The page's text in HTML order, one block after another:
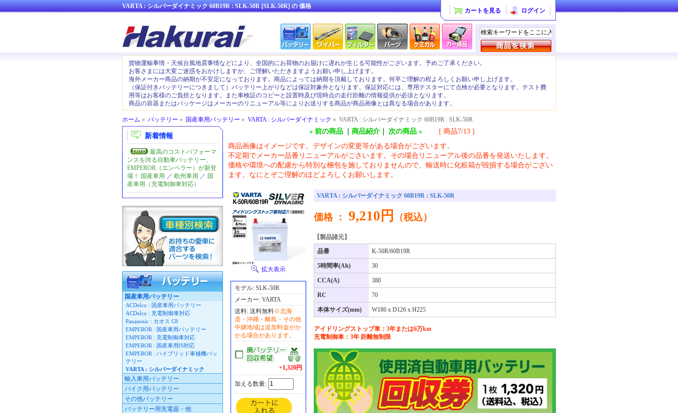
VARTA : シルバーダイナミック 60B19R :SLK-50R [SLK-50R]の価格
カートを見る ログイン
貨物運輸事情・天候台風地震事情などにより、全国的にお荷物のお届けに遅れが生じる可能性がございます。予めご了承ください。
お客さまには大変ご迷惑をおかけしますが、ご理解いただきますようお願い申し上げます。
海外メーカー商品の納期が不安定になっております。商品によっては納期を頂戴しております。何卒ご理解の程よろしくお願い申し上げます。
（保証付きバッテリーにつきまして）バッテリー上がりなどは保証対象外となります。保証対応には、専用テスターにて点検が必要となります。テスト費
用等はお客様のご負担となります。また車検証のコピーと設置時及び現時点の走行距離の情報提供が必須となります。
商品の容器またはパッケージはメーカーのリニューアル等によりお送りする商品が商品画像とは異なる場合があります。
ホーム » バッテリー » 国産車用バッテリー » VARTA : シルバーダイナミック » VARTA : シルバーダイナミック 60B19R : SLK-50R
新着情報
最高のコストパフォーマ
ンスを誇る自動車バッテリー、
EMPEROR（エンペラー）が新登
場！
国産車用 ／ 欧州車用 ／ 国
産車用（充電制御車対応）
バッテリー
国産車用バッテリー
ACDelco : 国産車用バッテリー
ACDelco : 充電制御車対応
Panasonic : カオス C8
EMPEROR : 国産車用バッテリー
EMPEROR : 充電制御車対応
EMPEROR : 国産車用IS対応
EMPEROR : ハイブリッド車補機バッ
テリー
VARTA : シルバーダイナミック
輸入車用バッテリー
バイク用バッテリー
その他バッテリー
バッテリー用充電器・他
« 前の商品 商品紹介 次の商品 » [ 商品7/13 ]
商品画像はイメージです。デザインの変更等がある場合がございます。
不定期でメーカー品番リニューアルがごさいます。その場合リニューアル後の品番を発送いたします。
価格や環境への配慮から特別な梱包を施しておりませんので、輸送時に化粧箱が毀損する場合がござい
ます。なにとぞご理解のほどよろしくお願いします。
拡大表示
モデル: SLK-50R
メーカー: VARTA
送料: 送料無料※北海
道・沖縄・離島・その他
中継地域は追加料金がか
かる場合があります。
廃バッテリー回収希望
+1,320円
加える数量:
VARTA : シルバーダイナミック 60B19R : SLK-50R
価格 ： 9,210円 （税込）
【製品諸元】
品番
K-50R/60B19R
5時間率(Ah) 30
CCA(A) 380
RC 70
本体サイズ(mm) W186 x D126 x H225
アイドリングストップ車：3年または6万km
充電制御車：3年 距離無制限